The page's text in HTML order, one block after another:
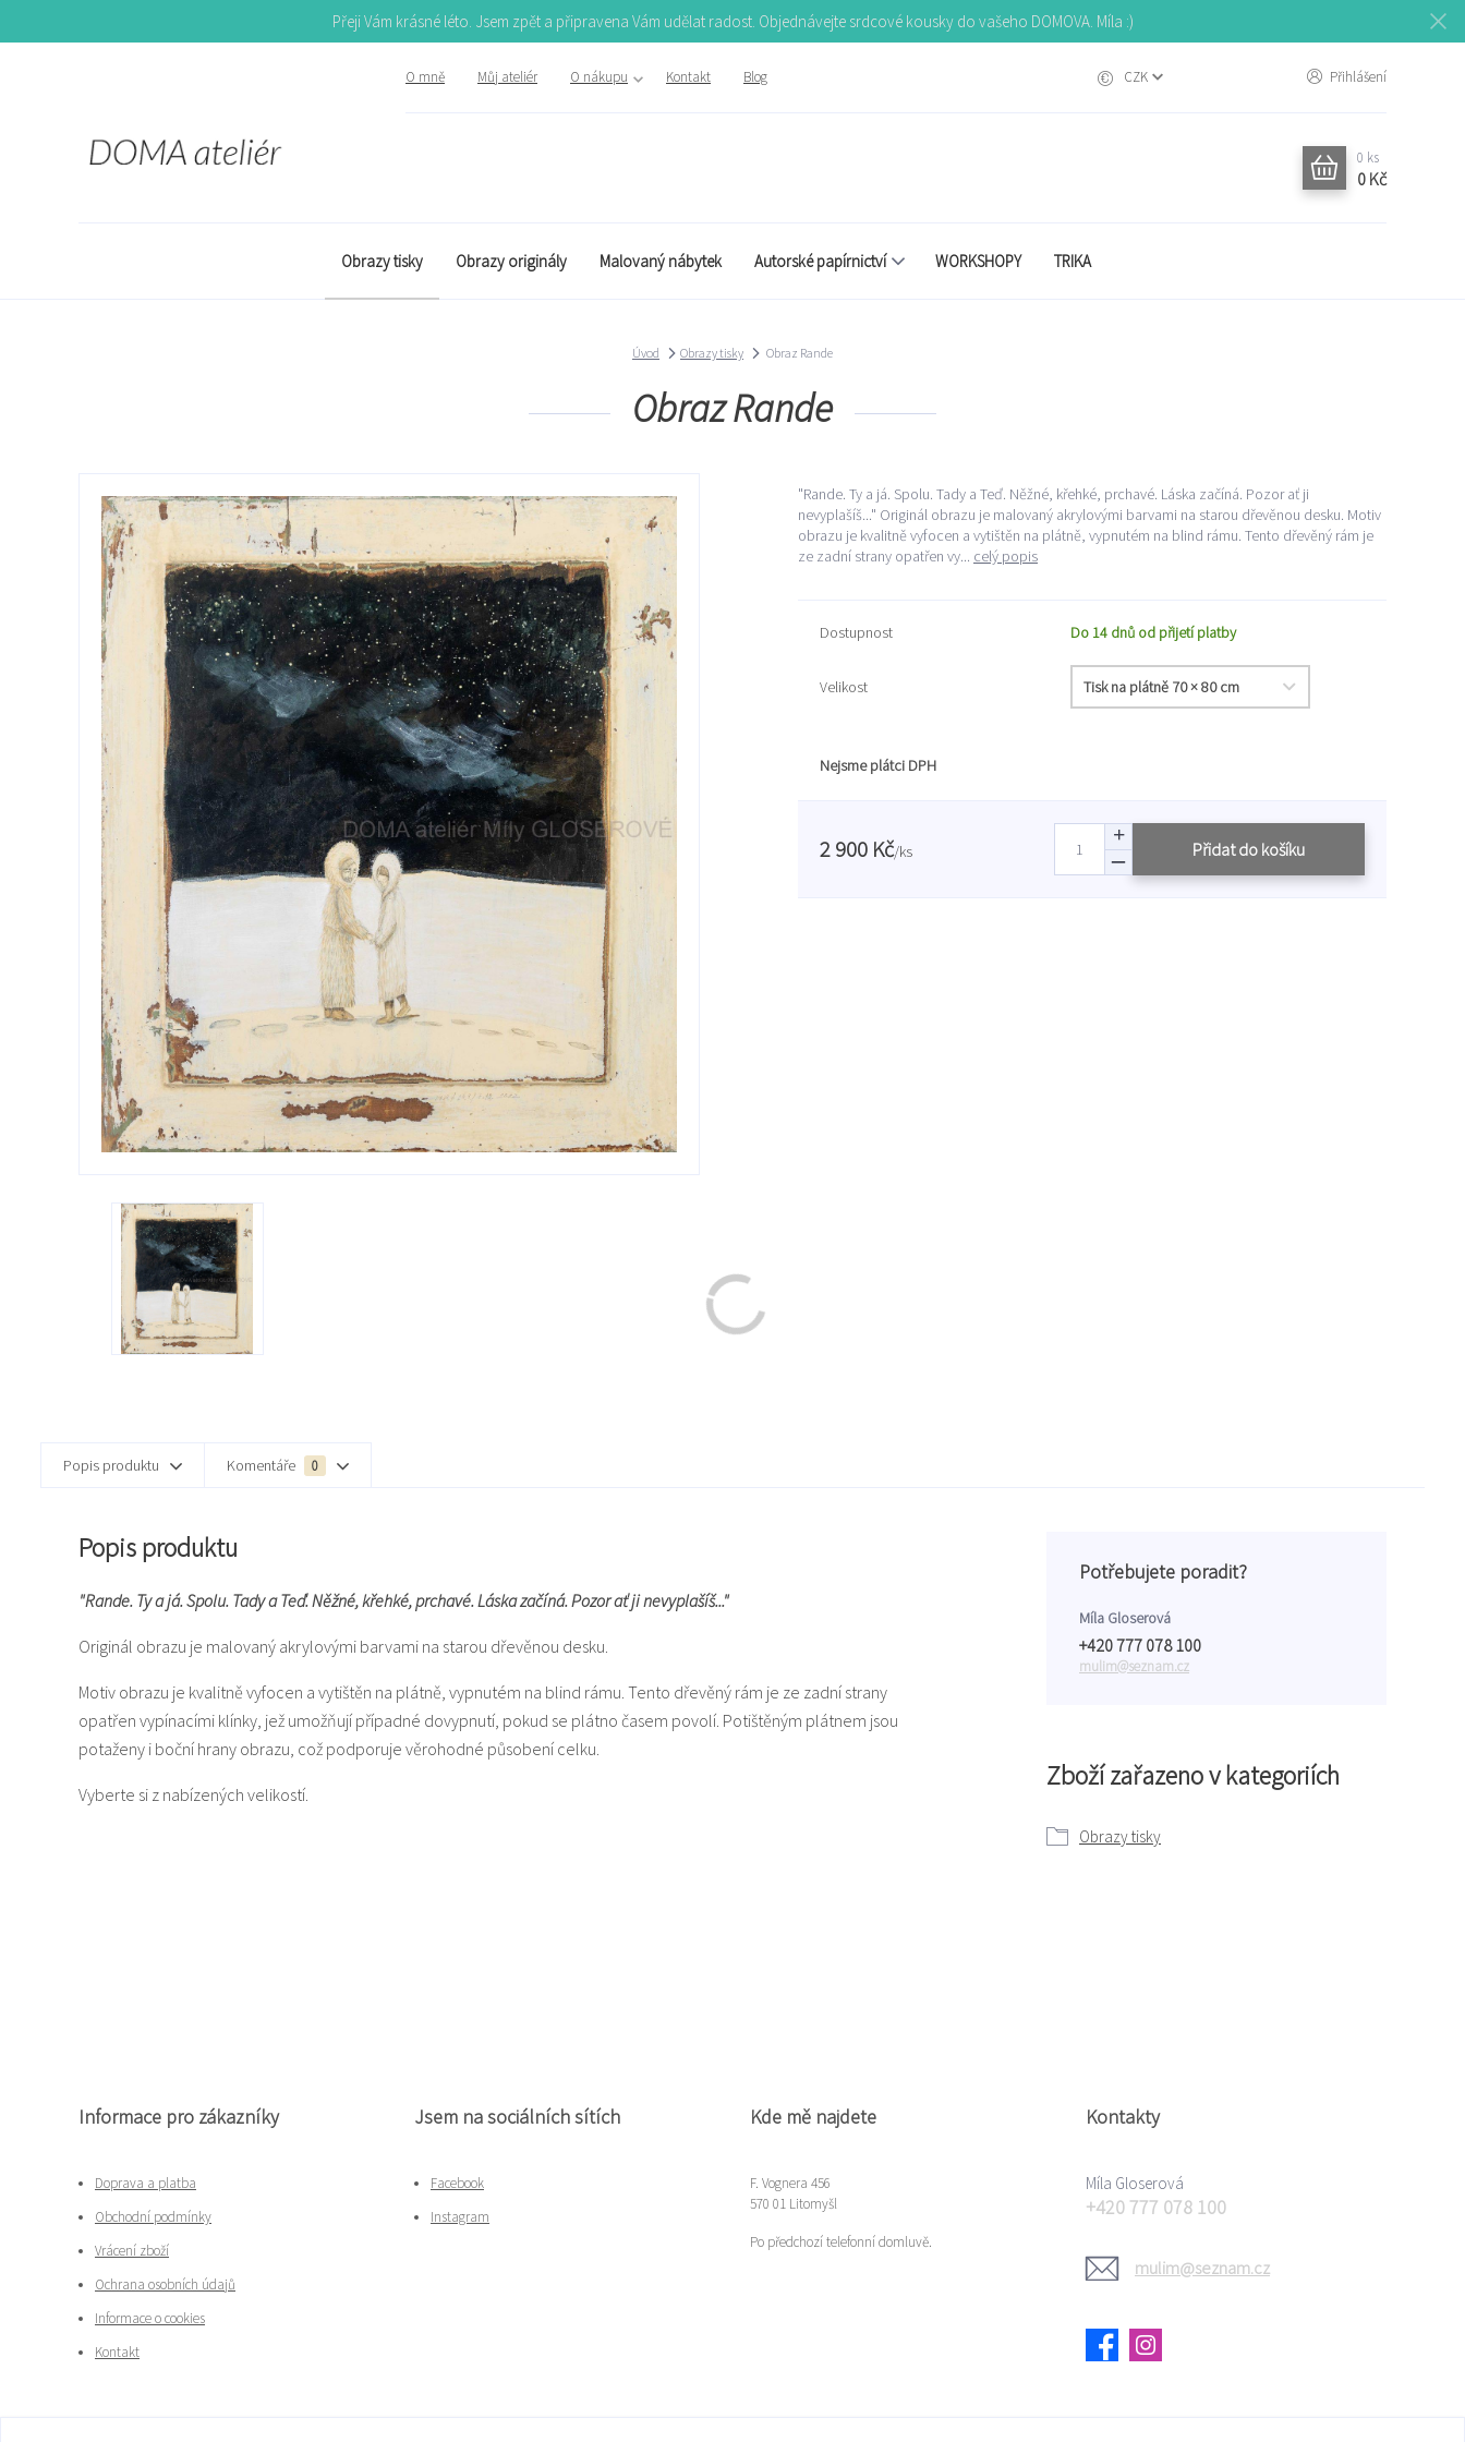
Přeji Vám krásné léto. Jsem zpět a připravena Vám udělat radost. Objednávejte srdcové kousky do vašeho DOMOVA. Míla :)
O mně Můj ateliér O nákupu Kontakt Blog CZK Přihlášení
0 ks
0 Kč
Obrazy tisky Obrazy originály Malovaný nábytek Autorské papírnictví WORKSHOPY TRIKA
Úvod Obrazy tisky Obraz Rande
Obraz Rande
"Rande. Ty a já. Spolu. Tady a Teď. Něžné, křehké, prchavé. Láska začíná. Pozor ať ji
nevyplašíš..." Originál obrazu je malovaný akrylovými barvami na starou dřevěnou desku. Motiv
obrazu je kvalitně vyfocen a vytištěn na plátně, vypnutém na blind rámu. Tento dřevěný rám je
ze zadní strany opatřen vy... celý popis
Dostupnost Do 14 dnů od přijetí platby
Velikost
Nejsme plátci DPH
2 900 Kč/ks Přidat do košíku
Popis produktu Komentáře 0
Popis produktu
"Rande. Ty a já. Spolu. Tady a Teď. Něžné, křehké, prchavé. Láska začíná. Pozor ať ji nevyplašíš..."
Originál obrazu je malovaný akrylovými barvami na starou dřevěnou desku.
Motiv obrazu je kvalitně vyfocen a vytištěn na plátně, vypnutém na blind rámu. Tento dřevěný rám je ze zadní strany
opatřen vypínacími klínky, jež umožňují případné dovypnutí, pokud se plátno časem povolí. Potištěným plátnem jsou
potaženy i boční hrany obrazu, což podporuje věrohodné působení celku.
Vyberte si z nabízených velikostí.
Zboží zařazeno v kategoriích
Obrazy tisky
Potřebujete poradit?
Míla Gloserová
+420 777 078 100
mulim@seznam.cz
Informace pro zákazníky
Doprava a platba
Obchodní podmínky
Vrácení zboží
Ochrana osobních údajů
Informace o cookies
Kontakt
Jsem na sociálních sítích
Facebook
Instagram
Kde mě najdete
F. Vognera 456
570 01 Litomyšl
Po předchozí telefonní domluvě.
Kontakty
Míla Gloserová
+420 777 078 100
mulim@seznam.cz